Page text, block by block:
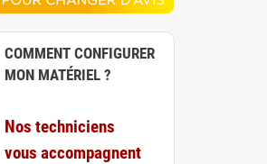
COMMENT CONFIGURER
MON MATÉRIEL ?
Nos techniciens
vous accompagnent